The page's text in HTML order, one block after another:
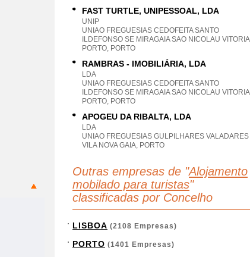
FAST TURTLE, UNIPESSOAL, LDA
UNIP
UNIAO FREGUESIAS CEDOFEITA SANTO
ILDEFONSO SE MIRAGAIA SAO NICOLAU VITORIA
PORTO, PORTO
RAMBRAS - IMOBILIÁRIA, LDA
LDA
UNIAO FREGUESIAS CEDOFEITA SANTO
ILDEFONSO SE MIRAGAIA SAO NICOLAU VITORIA
PORTO, PORTO
APOGEU DA RIBALTA, LDA
LDA
UNIAO FREGUESIAS GULPILHARES VALADARES
VILA NOVA GAIA, PORTO
Outras empresas de "Alojamento
mobilado para turistas"
classificadas por Concelho
LISBOA (2108 Empresas)
PORTO (1401 Empresas)